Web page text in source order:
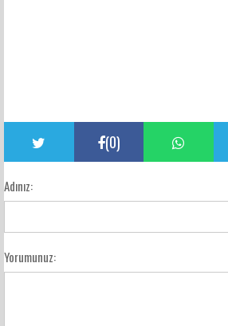
(0)
Adınız:
Yorumunuz: